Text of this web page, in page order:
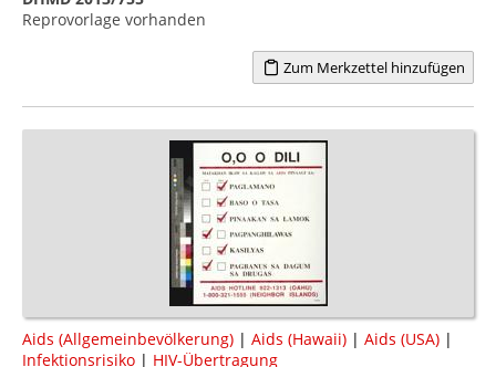
Reprovorlage vorhanden
Zum Merkzettel hinzufügen
Aids (Allgemeinbevölkerung) | Aids (Hawaii) | Aids (USA) |
Infektionsrisiko | HIV-Übertragung